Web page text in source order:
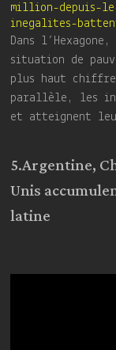
million-depuis-
inegalites-
Dans
situation de
plus haut
parallèle, les
et atteignent
5.Argentine,
Unis
latine